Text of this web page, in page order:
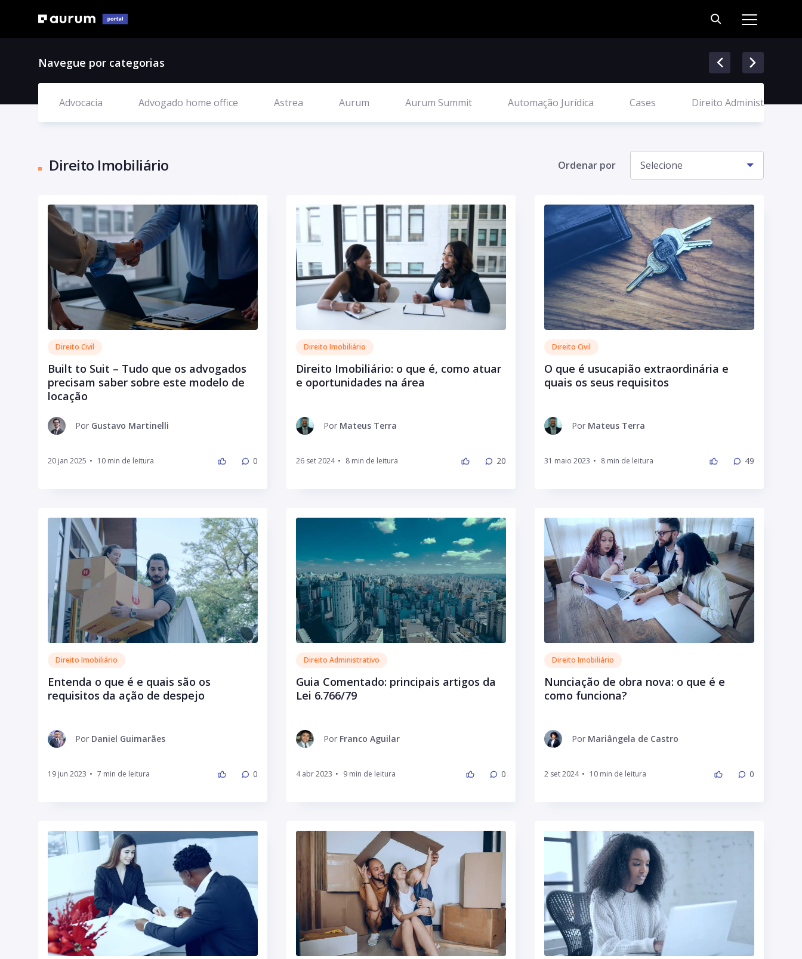
Navegue por categorias
Advocacia Advogado home office Astrea Aurum Aurum Summit Automação Jurídica Cases Direito Administrativo
Direito Imobiliário Ordenar por Selecione
Direito Civil
Built to Suit – Tudo que os advogados
precisam saber sobre este modelo de
locação
Por Gustavo Martinelli
20 jan 2025 • 0
Direito Imobiliário
Direito Imobiliário: o que é, como atuar
e oportunidades na área
Por Mateus Terra
26 set 2024 • 20
Direito Civil
O que é usucapião extraordinária e
quais os seus requisitos
Por Mateus Terra
31 maio 2023 • 49
Direito Imobiliário
Entenda o que é e quais são os
requisitos da ação de despejo
Por Daniel Guimarães
19 jun 2023 • 0
Direito Administrativo
Guia Comentado: principais artigos da
Lei 6.766/79
Por Franco Aguilar
4 abr 2023 • 0
Direito Imobiliário
Nunciação de obra nova: o que é e
como funciona?
Por Mariângela de Castro
2 set 2024 • 0